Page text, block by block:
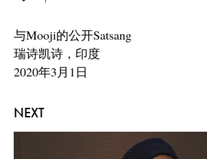
NEXT
与Mooji的公开Satsang
瑞诗凯诗，印度
2020年3月1日